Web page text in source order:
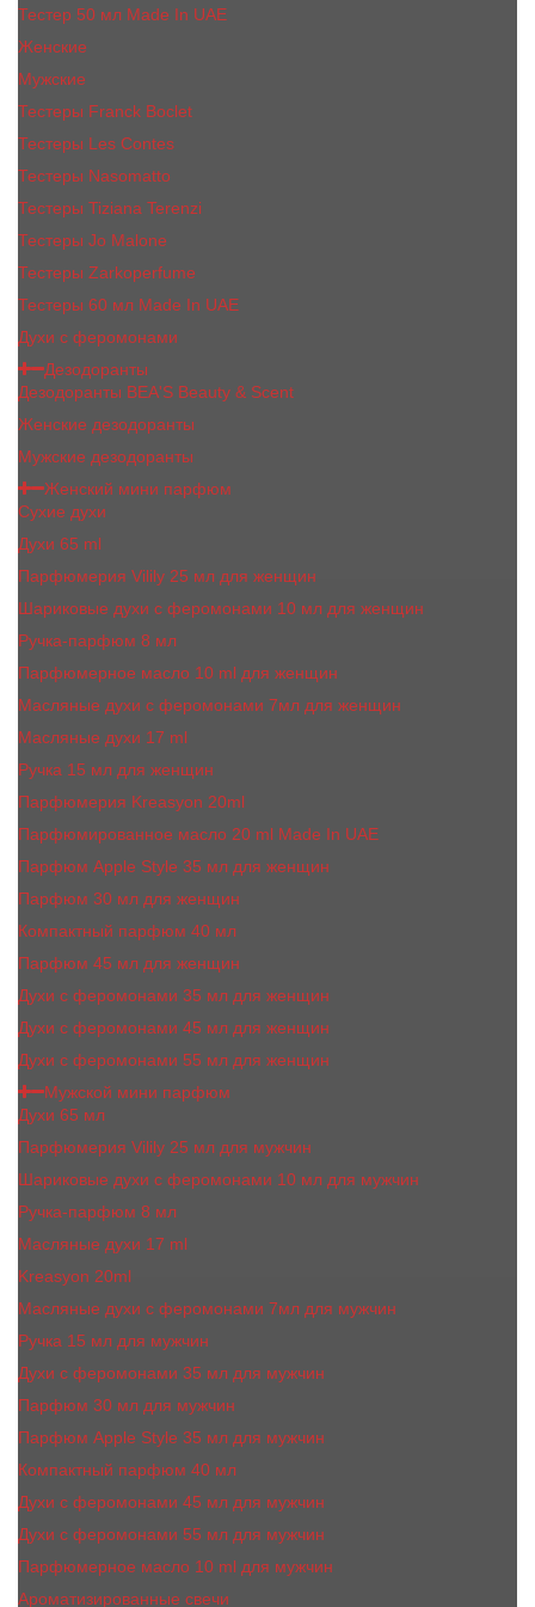
Тестер 50 мл Made In UAE
Женские
Мужские
Тестеры Franck Boclet
Тестеры Les Contes
Тестеры Nasomatto
Тестеры Tiziana Terenzi
Тестеры Jо Malоnе
Тестеры Zarkoperfume
Тестеры 60 мл Made In UAE
Духи с феромонами
Дезодоранты
Дезодоранты BEA'S Beauty & Scent
Женские дезодоранты
Мужские дезодоранты
Женский мини парфюм
Сухие духи
Духи 65 ml
Парфюмерия Vilily 25 мл для женщин
Шариковые духи с феромонами 10 мл для женщин
Ручка-парфюм 8 мл
Парфюмерное масло 10 ml для женщин
Масляные духи c феромонами 7мл для женщин
Масляные духи 17 ml
Ручка 15 мл для женщин
Парфюмерия Kreasyon 20ml
Парфюмированное масло 20 ml Made In UAE
Парфюм Apple Style 35 мл для женщин
Парфюм 30 мл для женщин
Компактный парфюм 40 мл
Парфюм 45 мл для женщин
Духи с феромонами 35 мл для женщин
Духи с феромонами 45 мл для женщин
Духи с феромонами 55 мл для женщин
Мужской мини парфюм
Духи 65 мл
Парфюмерия Vilily 25 мл для мужчин
Шариковые духи с феромонами 10 мл для мужчин
Ручка-парфюм 8 мл
Масляные духи 17 ml
Kreasyon 20ml
Масляные духи c феромонами 7мл для мужчин
Ручка 15 мл для мужчин
Духи с феромонами 35 мл для мужчин
Парфюм 30 мл для мужчин
Парфюм Apple Style 35 мл для мужчин
Компактный парфюм 40 мл
Духи с феромонами 45 мл для мужчин
Духи с феромонами 55 мл для мужчин
Парфюмерное масло 10 ml для мужчин
Ароматизированные свечи